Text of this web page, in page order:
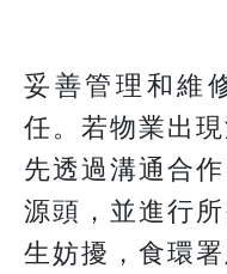
妥善管理和維
任。若物業出
先透過溝通合
源頭，並進行
生妨擾，食環